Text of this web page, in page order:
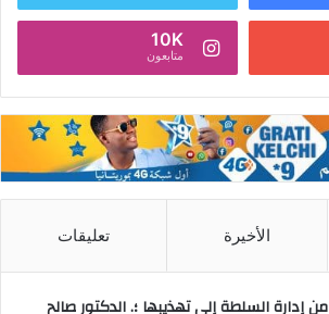
10K
متابعون
الأخيرة تعليقات
من إدارة السلطة إلى تهذيبها ؛. الدكتور صالح